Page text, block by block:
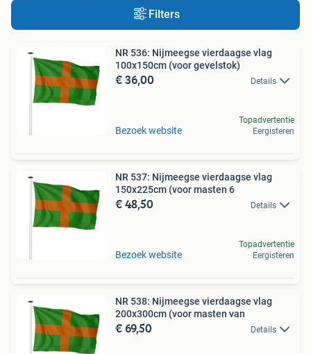
Filters
NR 536: Nijmeegse vierdaagse vlag
100x150cm (voor gevelstok)
€ 36,00 Details
Bezoek website
Topadvertentie
Eergisteren
NR 537: Nijmeegse vierdaagse vlag
150x225cm (voor masten 6
€ 48,50 Details
Bezoek website
Topadvertentie
Eergisteren
NR 538: Nijmeegse vierdaagse vlag
200x300cm (voor masten van
€ 69,50 Details